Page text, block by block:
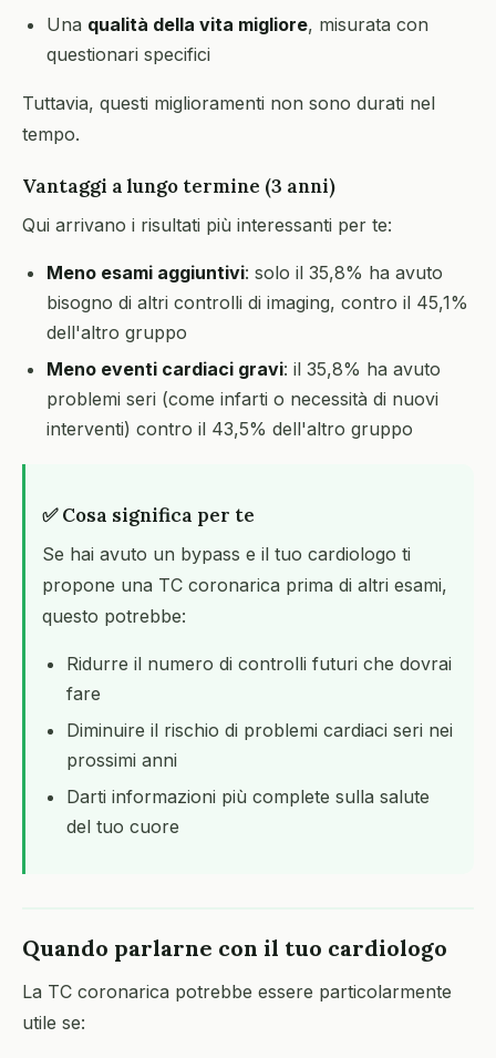
Una qualità della vita migliore, misurata con
questionari specifici
Tuttavia, questi miglioramenti non sono durati nel
tempo.
Vantaggi a lungo termine (3 anni)
Qui arrivano i risultati più interessanti per te:
Meno esami aggiuntivi: solo il 35,8% ha avuto
bisogno di altri controlli di imaging, contro il 45,1%
dell'altro gruppo
Meno eventi cardiaci gravi: il 35,8% ha avuto
problemi seri (come infarti o necessità di nuovi
interventi) contro il 43,5% dell'altro gruppo
✅ Cosa significa per te
Se hai avuto un bypass e il tuo cardiologo ti
propone una TC coronarica prima di altri esami,
questo potrebbe:
Ridurre il numero di controlli futuri che dovrai
fare
Diminuire il rischio di problemi cardiaci seri nei
prossimi anni
Darti informazioni più complete sulla salute
del tuo cuore
Quando parlarne con il tuo cardiologo
La TC coronarica potrebbe essere particolarmente
utile se: